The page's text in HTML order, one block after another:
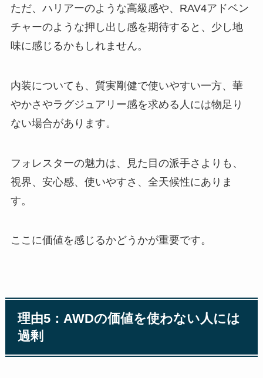
ただ、ハリアーのような高級感や、RAV4アドベン
チャーのような押し出し感を期待すると、少し地
味に感じるかもしれません。
内装についても、質実剛健で使いやすい一方、華
やかさやラグジュアリー感を求める人には物足り
ない場合があります。
フォレスターの魅力は、見た目の派手さよりも、
視界、安心感、使いやすさ、全天候性にありま
す。
ここに価値を感じるかどうかが重要です。
理由5：AWDの価値を使わない人には
過剰